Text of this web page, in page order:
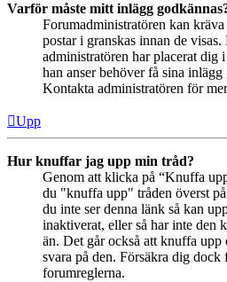
Varför måste mitt inlägg
Forumadministratören kan
postar i granskas innan de
administratören har placerat dig
han anser behöver få sina
Kontakta administratören för
Upp
Hur knuffar jag upp min tråd?
Genom att klicka på “Knuffa
du "knuffa upp" tråden överst
du inte ser denna länk så kan
inaktiverat, eller så har inte den
än. Det går också att knuffa upp
svara på den. Försäkra dig
forumreglerna.